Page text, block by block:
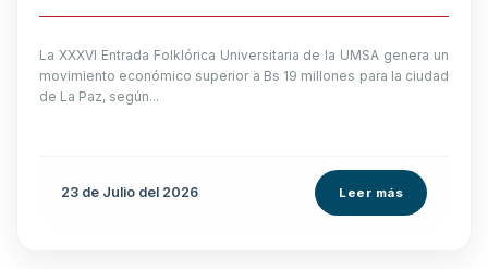
La XXXVI Entrada Folklórica Universitaria de la UMSA genera un
movimiento económico superior a Bs 19 millones para la ciudad
de La Paz, según...
23 de Julio del 2026 Leer más